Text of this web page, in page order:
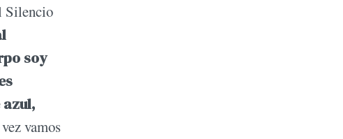
Silencio
soy
vamos